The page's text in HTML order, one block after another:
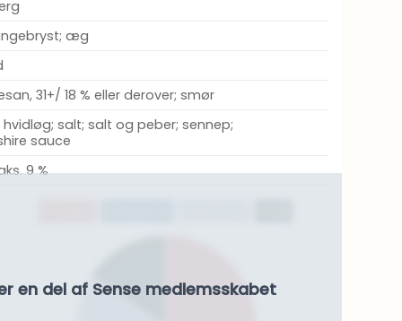
æg
31+/ 18 % eller derover; smør
salt; salt og peber; sennep;
sauce
9 %
en del af Sense medlemsskabet